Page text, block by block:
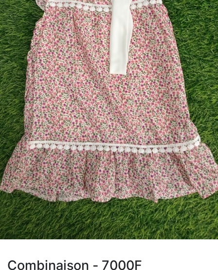
Combinaison - 7000F